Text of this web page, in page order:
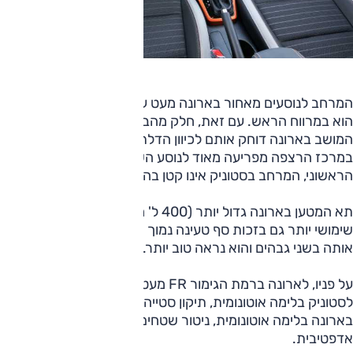
המרחב לנוסעים מאחור בארונה מעט עדיף, והפער המשמעותי
הוא במרווח הראש. עם זאת, חלק מהבוחנים הרגישו שמבנה
המושב בארונה דוחק אותם לכיוון הדלת, ובכל מקרה הבליטה
במרכז הרצפה מפריעה מאוד לנוסע השלישי. למרות הרושם
הראשוני, המרחב בסטוניק אינו קטן בהרבה.
שימושי יותר גם בזכות סף טעינה נמוך יותר ורצפה שניתן לקבוע
אותה בשני גבהים והוא נראה טוב יותר.
על פניו, לארונה ברמת הגימור FR מעט יותר אבזור בטיחותי:
לסטוניק בלימה אוטונומית, תיקון סטייה מנתיב ועמעום אוטומטי;
בארונה בלימה אוטונומית, ניטור שטחים מתים ובקרת שיוט
אדפטיבית.